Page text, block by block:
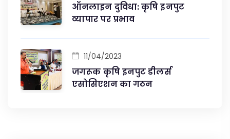
ऑनलाइन दुविधा: कृषि इनपुट
व्यापार पर प्रभाव
जगरूक कृषि इनपुट डीलर्स
एसोसिएशन का गठन
11/04/2023